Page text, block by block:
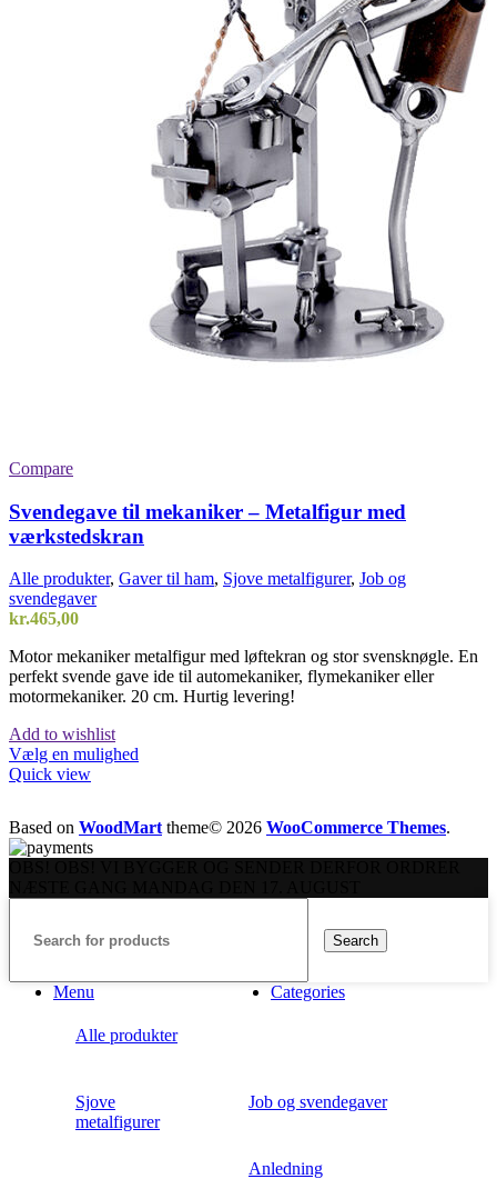
Compare
Svendegave til mekaniker – Metalfigur med
værkstedskran
Alle produkter, Gaver til ham, Sjove metalfigurer, Job og
svendegaver
kr.465,00
Motor mekaniker metalfigur med løftekran og stor svensknøgle. En
perfekt svende gave ide til automekaniker, flymekaniker eller
motormekaniker. 20 cm. Hurtig levering!
Add to wishlist
Vælg en mulighed
varianter.
varesiden
Quick view
Based on WoodMart theme© 2026 WooCommerce Themes.
Search
Menu Categories
Alle produkter
Sjove
metalfigurer
Job og svendegaver
Anledning